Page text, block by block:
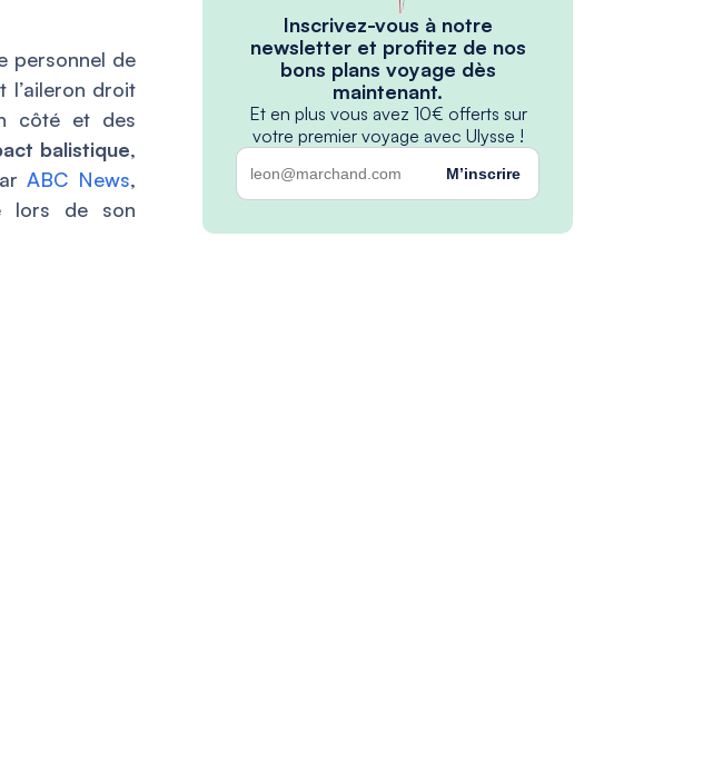
personnel de
l’aileron droit
côté et des
balistique,
ABC News,
lors de son
Inscrivez-vous à notre
newsletter et profitez de nos
bons plans voyage dès
maintenant.
Et en plus vous avez 10€ offerts sur
votre premier voyage avec Ulysse !
M’inscrire